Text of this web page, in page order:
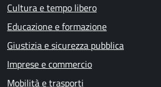
Cultura e tempo libero
Educazione e formazione
Giustizia e sicurezza pubblica
Imprese e commercio
Mobilità e trasporti